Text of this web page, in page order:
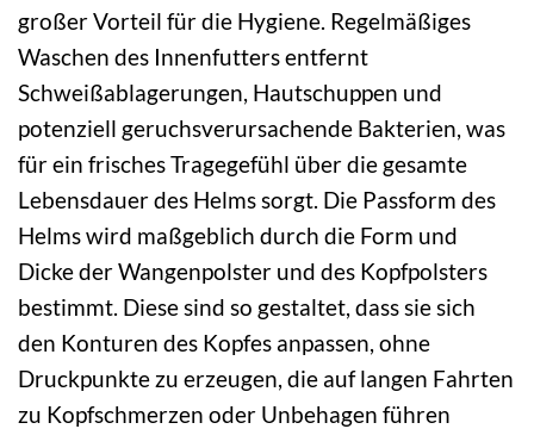
großer Vorteil für die Hygiene. Regelmäßiges
Waschen des Innenfutters entfernt
Schweißablagerungen, Hautschuppen und
potenziell geruchsverursachende Bakterien, was
für ein frisches Tragegefühl über die gesamte
Lebensdauer des Helms sorgt. Die Passform des
Helms wird maßgeblich durch die Form und
Dicke der Wangenpolster und des Kopfpolsters
bestimmt. Diese sind so gestaltet, dass sie sich
den Konturen des Kopfes anpassen, ohne
Druckpunkte zu erzeugen, die auf langen Fahrten
zu Kopfschmerzen oder Unbehagen führen